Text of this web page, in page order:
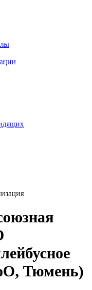
Тюмень)